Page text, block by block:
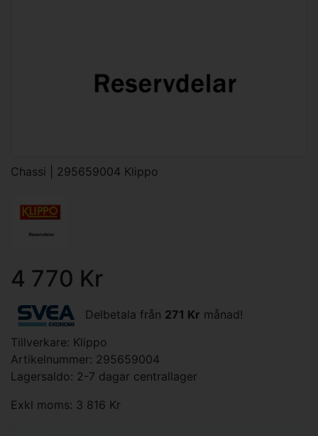
Chassi | 295659004 Klippo
4 770 Kr
Delbetala från 271 Kr månad!
Tillverkare: Klippo
Artikelnummer: 295659004
Lagersaldo: 2-7 dagar centrallager
Exkl moms: 3 816 Kr